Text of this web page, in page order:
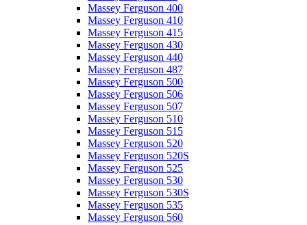
Massey Ferguson 400
Massey Ferguson 410
Massey Ferguson 415
Massey Ferguson 430
Massey Ferguson 440
Massey Ferguson 487
Massey Ferguson 500
Massey Ferguson 506
Massey Ferguson 507
Massey Ferguson 510
Massey Ferguson 515
Massey Ferguson 520
Massey Ferguson 520S
Massey Ferguson 525
Massey Ferguson 530
Massey Ferguson 530S
Massey Ferguson 535
Massey Ferguson 560